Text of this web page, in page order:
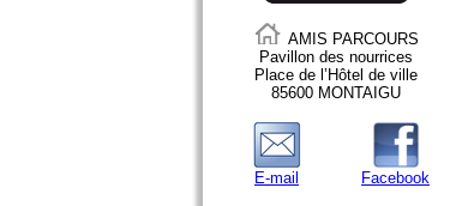
AMIS PARCOURS
Pavillon des nourrices
Place de l’Hôtel de ville
85600 MONTAIGU
E-mail Facebook